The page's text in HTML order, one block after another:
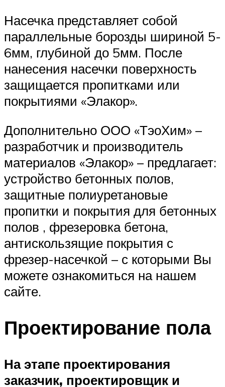
Насечка представляет собой
параллельные борозды шириной 5-
6мм, глубиной до 5мм. После
нанесения насечки поверхность
защищается пропитками или
покрытиями «Элакор».
Дополнительно ООО «ТэоХим» –
разработчик и производитель
материалов «Элакор» – предлагает:
устройство бетонных полов,
защитные полиуретановые
пропитки и покрытия для бетонных
полов , фрезеровка бетона,
антискользящие покрытия с
фрезер-насечкой – с которыми Вы
можете ознакомиться на нашем
сайте.
Проектирование пола
На этапе проектирования
заказчик, проектировщик и